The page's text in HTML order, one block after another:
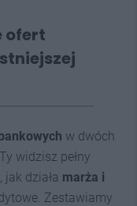
ofert
w dwóch
widzisz pełny
jak działa marża i
Zestawiamy